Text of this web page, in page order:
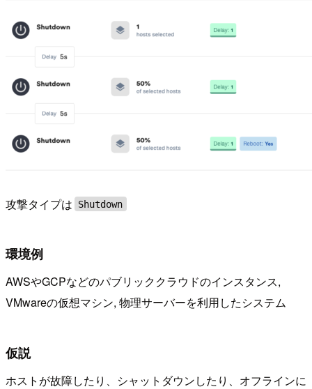
攻撃タイプは Shutdown
環境例
AWSやGCPなどのパブリッククラウドのインスタンス,
VMwareの仮想マシン, 物理サーバーを利用したシステム
仮説
ホストが故障したり、シャットダウンしたり、オフラインに